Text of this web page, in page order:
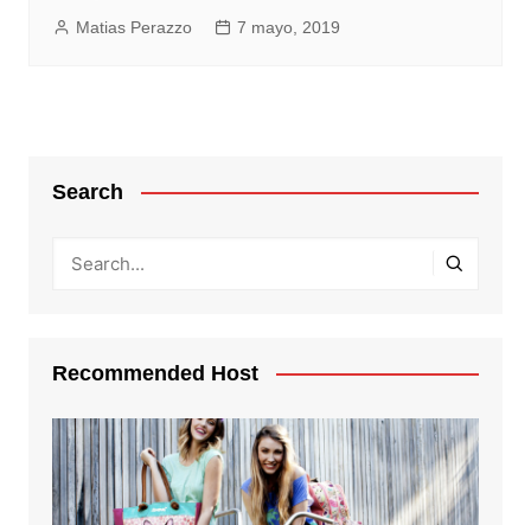
Matias Perazzo 7 mayo, 2019
Search
Recommended Host